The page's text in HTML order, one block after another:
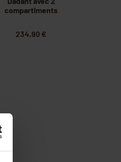
compartiments
234,90 €